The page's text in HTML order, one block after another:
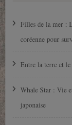
Filles de la mer :
coréenne pour
Entre la terre et le
Whale Star : Vie
japonaise